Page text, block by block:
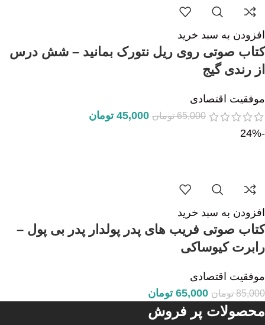
افزودن به سبد خرید
کتاب صوتی روی ریل نتورک بمانید – شش درس
از رندی گیج
موفقیت اقتصادی
65,000 تومان 45,000 تومان
-24%
افزودن به سبد خرید
کتاب صوتی فریب های پدر پولدار پدر بی پول –
رابرت کیوساکی
موفقیت اقتصادی
85,000 تومان 65,000 تومان
محصولات پر فروش